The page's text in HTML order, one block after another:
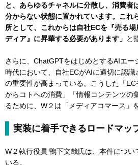
と、あらゆるチャネルに分散し、消費者
分からない状態に置かれています。これ
所として、これからは自社ECを『売る
ディア』に昇華する必要があります」 と
さらに、ChatGPTをはじめとするAIエー
時代において、自社ECがAIに適切に認識
の重要性が高まっている。こうした「
からコトへの消費」「情報コンテンツの
るために、W２は「メディアコマース」
実装に着手できるロードマッ
W２執行役員 鴨下文哉氏は、本件につい
いる。